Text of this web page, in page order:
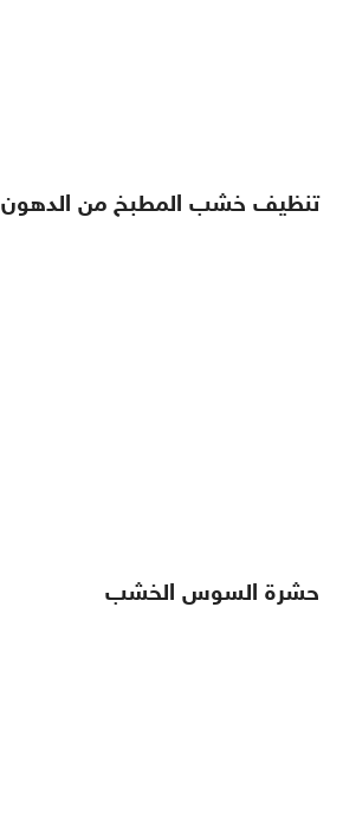
تنظيف خشب المطبخ من الدهون
حشرة السوس الخشب